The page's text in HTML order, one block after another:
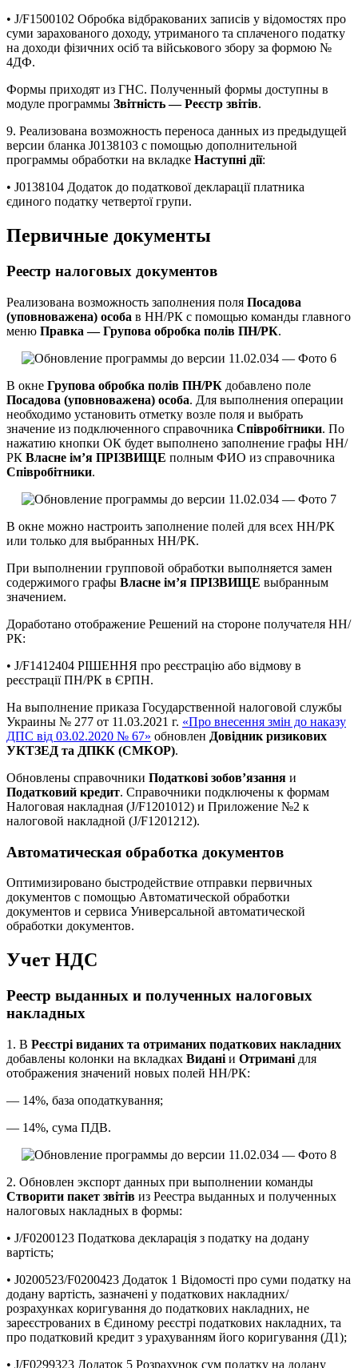
• J/F1500102 Обробка відбракованих записів у відомостях про
суми зарахованого доходу, утриманого та сплаченого податку
на доходи фізичних осіб та військового збору за формою №
4ДФ.
Формы приходят из ГНС. Полученный формы доступны в
модуле программы Звітність — Реєстр звітів.
9. Реализована возможность переноса данных из предыдущей
версии бланка J0138103 с помощью дополнительной
программы обработки на вкладке Наступні дії:
• J0138104 Додаток до податкової декларації платника
єдиного податку четвертої групи.
Первичные документы
Реестр налоговых документов
Реализована возможность заполнения поля Посадова
(уповноважена) особа в НН/РК с помощью команды главного
меню Правка — Групова обробка полів ПН/РК.
В окне Групова обробка полів ПН/РК добавлено поле
Посадова (уповноважена) особа. Для выполнения операции
необходимо установить отметку возле поля и выбрать
значение из подключенного справочника Співробітники. По
нажатию кнопки ОК будет выполнено заполнение графы НН/
РК Власне ім’я ПРІЗВИЩЕ полным ФИО из справочника
Співробітники.
В окне можно настроить заполнение полей для всех НН/РК
или только для выбранных НН/РК.
При выполнении групповой обработки выполняется замен
содержимого графы Власне ім’я ПРІЗВИЩЕ выбранным
значением.
Доработано отображение Решений на стороне получателя НН/
РК:
• J/F1412404 РІШЕННЯ про реєстрацію або відмову в
реєстрації ПН/РК в ЄРПН.
На выполнение приказа Государственной налоговой службы
Украины № 277 от 11.03.2021 г. «Про внесення змін до наказу
ДПС від 03.02.2020 № 67» обновлен Довідник ризикових
УКТЗЕД та ДПКК (СМКОР).
Обновлены справочники Податкові зобов’язання и
Податковий кредит. Справочники подключены к формам
Налоговая накладная (J/F1201012) и Приложение №2 к
налоговой накладной (J/F1201212).
Автоматическая обработка документов
Оптимизировано быстродействие отправки первичных
документов с помощью Автоматической обработки
документов и сервиса Универсальной автоматической
обработки документов.
Учет НДС
Реестр выданных и полученных налоговых
накладных
1. В Реєстрі виданих та отриманих податкових накладних
добавлены колонки на вкладках Видані и Отримані для
отображения значений новых полей НН/РК:
— 14%, база оподаткування;
— 14%, сума ПДВ.
2. Обновлен экспорт данных при выполнении команды
Створити пакет звітів из Реестра выданных и полученных
налоговых накладных в формы:
• J/F0200123 Податкова декларація з податку на додану
вартість;
• J0200523/F0200423 Додаток 1 Відомості про суми податку на
додану вартість, зазначені у податкових накладних/
розрахунках коригування до податкових накладних, не
зареєстрованих в Єдиному реєстрі податкових накладних, та
про податковий кредит з урахуванням його коригування (Д1);
• J/F0299323 Додаток 5 Розрахунок сум податку на додану